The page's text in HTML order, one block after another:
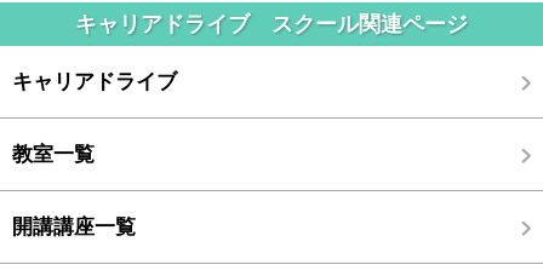
りました。
その後、社内で新しい事業部が立ち上がる際に異動
のお話をいただき、課長職を任せていただきまし
た。
新しい事業部の中では、地元の小中学校でキャリア
教育授業を行う機会もあり、キャリアコンサルタン
トとしての視点から、子どもたちのキャリア形成支
援に携わることができたことは、とてもやりがいの
サポートや雰囲気があったからだと感じています。
家庭中心で、社会との接点が少し遠くなっている感
であると同時に、社会と再びつながる大切な時間に
・重視していたは神奈川県内（通学しやすいエリ
ア）であること
・大手の体系的な運営ではなく、卒業後も関わり続
けられそう
この条件の中で、「資格取得がゴールではなく、そ
の先をどう生きるか」まで伴走してくれそうだと感
じたのが理由です。
期的に振り返ることはもちろん、周囲の人を理解す
るためのアプローチとして、相手の自己理解の程度
体的に役立っていると感じています。
ートに携わるようになりました。現在は卒業生向け
まず、ハイブリッド（オンライン11回・対面2回）
で受講できたのは、とてもよかったと思います。働
きながら受講をする日々だったので、もし全てが対
面授業だったら、土曜日に丸1日学び、その前後に
移動時間がある生活を毎週繰り返すのは、負担が大
きかっただろうなと思います。（週末に外出するこ
とで、うっかり毎週飲みに行ったりと誘惑も多かっ
キャリアドライブ スクール関連ページ
キャリアドライブ
教室一覧
開講講座一覧